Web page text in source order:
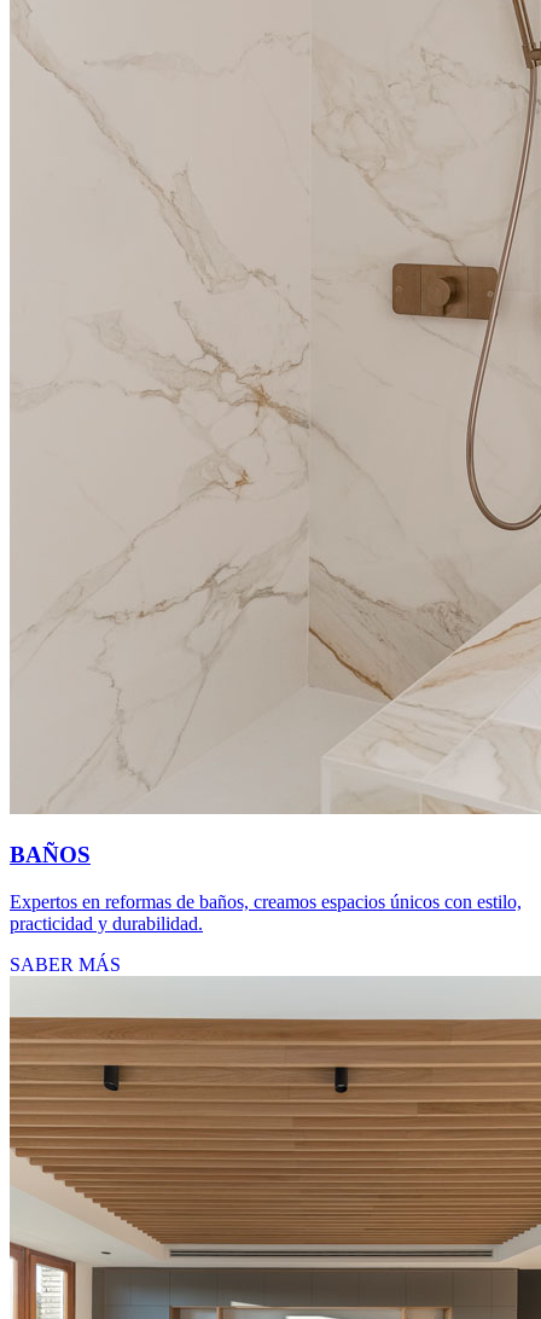
BAÑOS
Expertos en reformas de baños, creamos espacios únicos con estilo,
practicidad y durabilidad.
SABER MÁS